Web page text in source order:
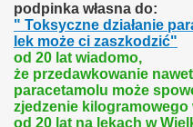
podpinka własna do:
" Toksyczne działanie
lek może ci zaszkodzić"
od 20 lat wiadomo,
że przedawkowanie
paracetamolu może
zjedzenie kilogramowego
od 20 lat na lekach w